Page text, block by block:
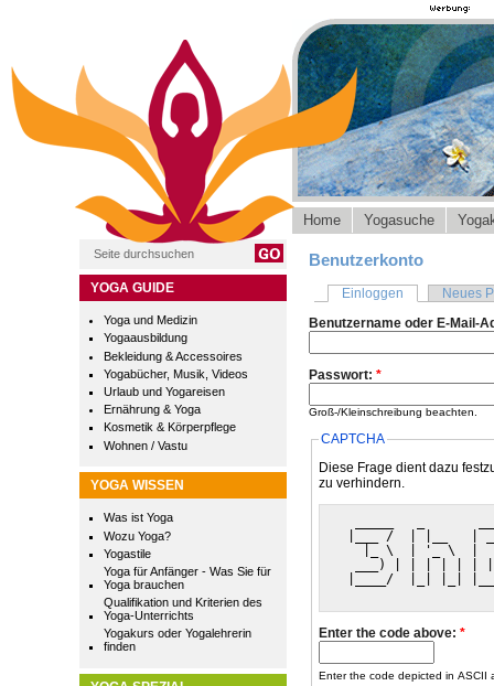
YOGA GUIDE
Yoga und Medizin
Yogaausbildung
Bekleidung & Accessoires
Yogabücher, Musik, Videos
Urlaub und Yogareisen
Ernährung & Yoga
Kosmetik & Körperpflege
Wohnen / Vastu
YOGA WISSEN
Was ist Yoga
Wozu Yoga?
Yogastile
Yoga für Anfänger - Was Sie für
Yoga brauchen
Qualifikation und Kriterien des
Yoga-Unterrichts
Yogakurs oder Yogalehrerin
finden
Home Yogasuche
Benutzerkonto
Einloggen
Neues
Benutzername oder E-Mail-
Passwort: *
Groß-/Kleinschreibung beachten.
CAPTCHA
Diese Frage dient dazu
zu verhindern.
|___ /  | |__   |
|_ \  | '_ \  |
___) | | | | | |
|____/  |_| |_|
Enter the code above: *
Enter the code depicted in ASCII